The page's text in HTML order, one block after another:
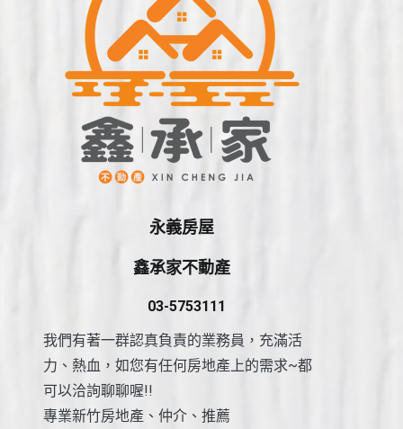
永義房屋
鑫承家不動產
03-5753111
我們有著一群認真負責的業務員，充滿活
力、熱血，如您有任何房地產上的需求~都
可以洽詢聊聊喔!!
專業新竹房地產、仲介、推薦